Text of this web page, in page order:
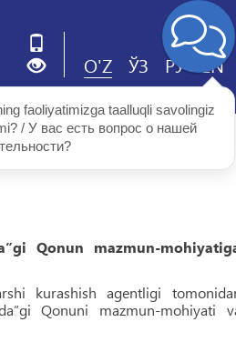
O'Z ЎЗ РУ EN
Qonun mazmun-
kurashish agentligi
Qonuni mazmun-mohiyati
faoliyatimizga taalluqli savolingiz
/ У вас есть вопрос о нашей